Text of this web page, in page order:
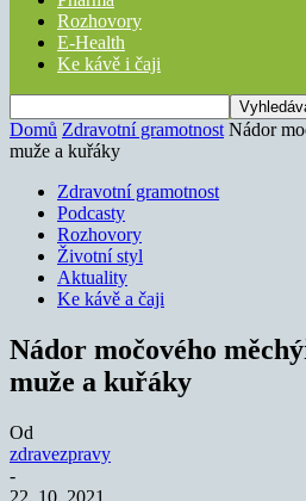
Rozhovory
E-Health
Ke kávě i čaji
Domů Zdravotní gramotnost Nádor
muže a kuřáky
Zdravotní gramotnost
Podcasty
Rozhovory
Životní styl
Aktuality
Ke kávě a čaji
Nádor močového
muže a kuřáky
Od
zdravezpravy
-
22. 10. 2021